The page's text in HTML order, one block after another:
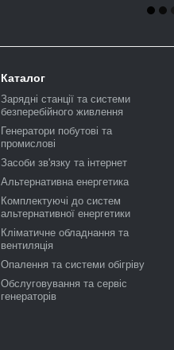
Каталог
Зарядні станції та системи
безперебійного живлення
Генератори побутові та
промислові
Засоби зв'язку та інтернет
Альтернативна енергетика
Комплектуючі до систем
альтернативної енергетики
Кліматичне обладнання та
вентиляція
Опалення та системи обігріву
Обслуговування та сервіс
генераторів